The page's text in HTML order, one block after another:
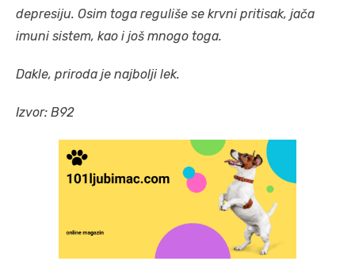
depresiju. Osim toga reguliše se krvni pritisak, jača
imuni sistem, kao i još mnogo toga.
Dakle, priroda je najbolji lek.
Izvor: B92